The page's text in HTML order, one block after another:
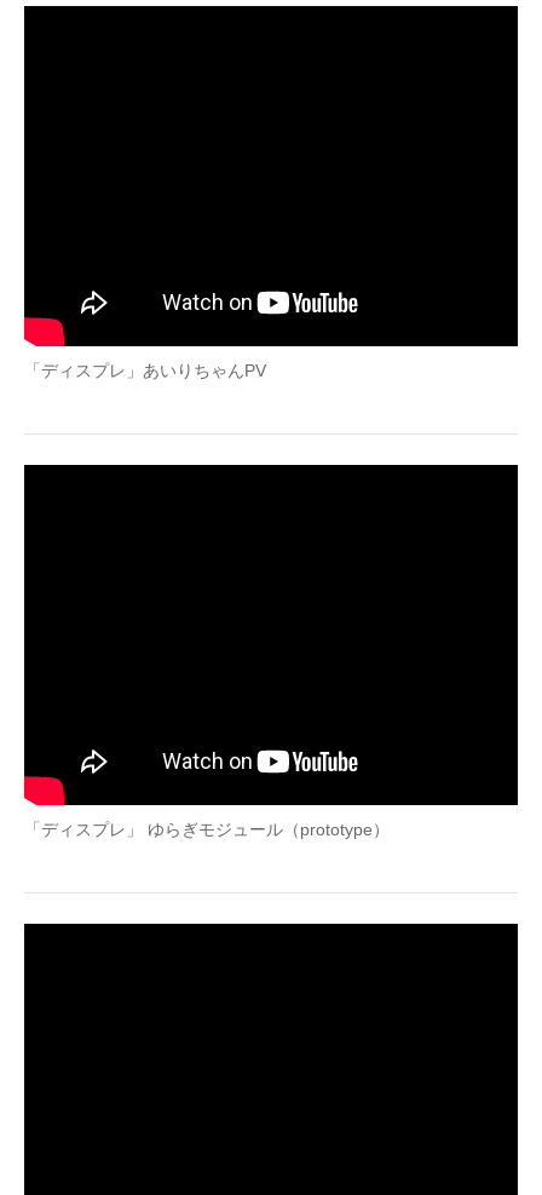
「ディスプレ」あいりちゃんPV
「ディスプレ」 ゆらぎモジュール（prototype）